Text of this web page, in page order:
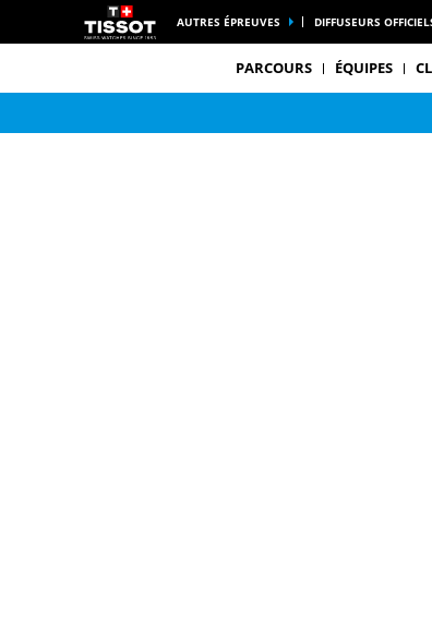
AUTRES ÉPREUVES DIFFUSEURS
PARCOURS ÉQUIPES